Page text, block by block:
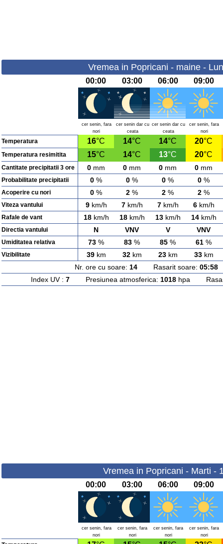
Vremea in Popricani - maine -
00:00 03:00 06:00 09:00
cer senin, fara
nori
cer senin dar cu
ceata
cer senin dar cu
ceata
cer senin, fara
nori
Temperatura 16°C 14°C 14°C 20°C
Temperatura resimitita 15°C 14°C 13°C 20°C
Cantitate precipitatii 3 ore 0 mm 0 mm 0 mm 0 mm
Probabilitate precipitatii 0 % 0 % 0 % 0 %
Acoperire cu nori 0 % 2 % 2 % 2 %
Viteza vantului 9km/h 7km/h 7km/h 6km/h
Rafale de vant 18km/h 18km/h 13km/h 14km/h
Directia vantului N VNV V VNV
Umiditatea relativa 73 % 83 % 85 % 61 %
Vizibilitate 39km 32km 23km 33km
Nr. ore cu soare: 14Rasarit soare: 05:58
Index UV : 7Presiunea atmosferica: 1018hpa
Vremea in Popricani - Marti -
00:00 03:00 06:00 09:00
cer senin, fara
nori
cer senin, fara
nori
cer senin, fara
nori
cer senin, fara
nori